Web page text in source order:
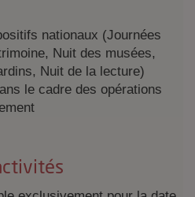
nationaux (Journées
Nuit des musées,
Nuit de la lecture)
le cadre des opérations